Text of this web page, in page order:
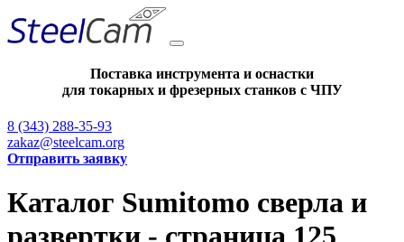
Поставка инструмента и оснастки
для токарных и фрезерных станков с ЧПУ
8 (343) 288-35-93
zakaz@steelcam.org
Отправить заявку
Каталог Sumitomo сверла и